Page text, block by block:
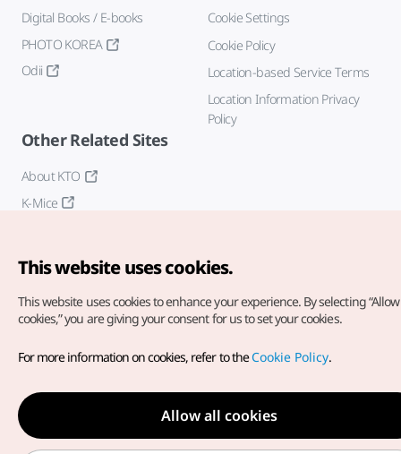
Digital Books / E-books
PHOTO KOREA
Odii
Cookie Settings
Cookie Policy
Location-based Service Terms
Location Information Privacy
Policy
Other Related Sites
About KTO
K-Mice
Copyright© Korea Tourism Organization. All Rights Reserved.
For error reports and issues related to the website, direct your
inquiries to ourweb admin at
english@knto.or.kr
This website uses cookies.
This website uses cookies to enhance your experience. By selecting
cookies,” you are giving your consent for us to set your cookies.
For more information on cookies, refer to theCookie Policy.
Allow all cookies